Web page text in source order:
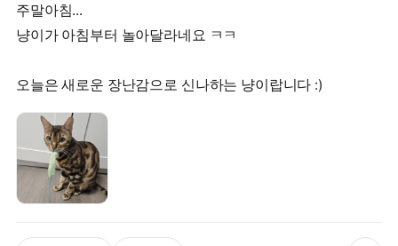
주말아침...
냥이가 아침부터 놀아달라네요 ㅋㅋ
오늘은 새로운 장난감으로 신나하는 냥이랍니다 :)